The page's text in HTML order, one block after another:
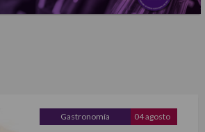
Gastronomía 04 agosto